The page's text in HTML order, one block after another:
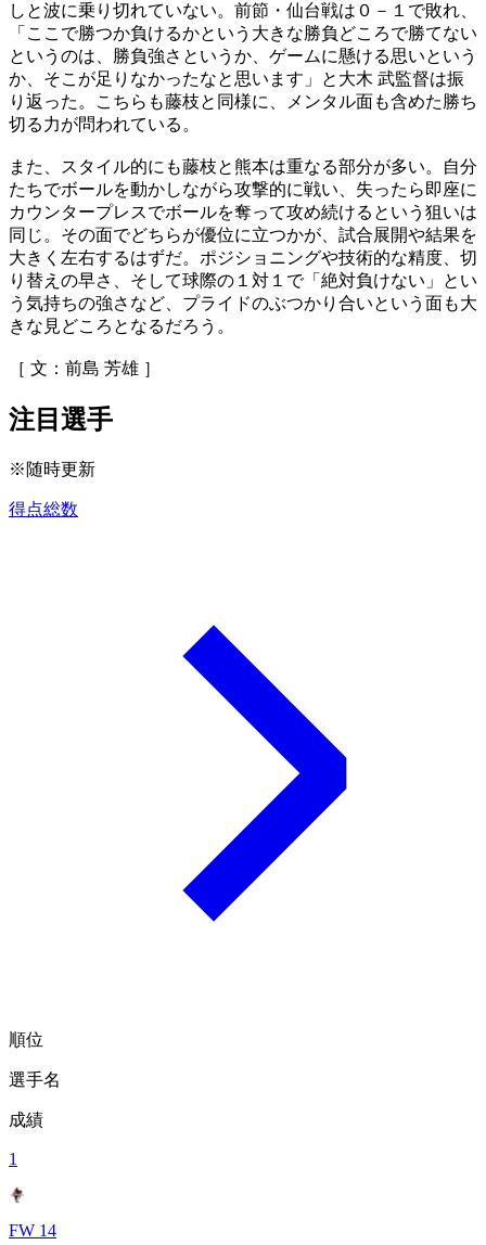
しと波に乗り切れていない。前節・仙台戦は０－１で敗れ、
「ここで勝つか負けるかという大きな勝負どころで勝てない
というのは、勝負強さというか、ゲームに懸ける思いという
か、そこが足りなかったなと思います」と大木 武監督は振
り返った。こちらも藤枝と同様に、メンタル面も含めた勝ち
切る力が問われている。
また、スタイル的にも藤枝と熊本は重なる部分が多い。自分
たちでボールを動かしながら攻撃的に戦い、失ったら即座に
カウンタープレスでボールを奪って攻め続けるという狙いは
同じ。その面でどちらが優位に立つかが、試合展開や結果を
大きく左右するはずだ。ポジショニングや技術的な精度、切
り替えの早さ、そして球際の１対１で「絶対負けない」とい
う気持ちの強さなど、プライドのぶつかり合いという面も大
きな見どころとなるだろう。
［ 文：前島 芳雄 ］
注目選手
※随時更新
得点総数
順位
選手名
成績
1
FW 14